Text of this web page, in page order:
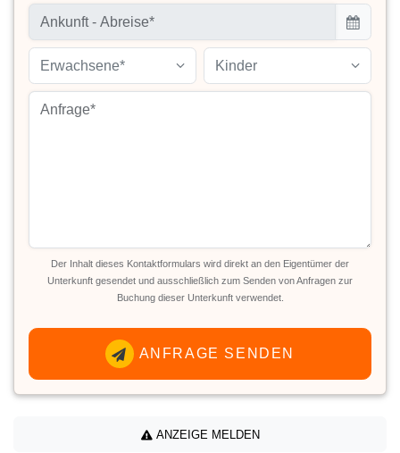
Erwachsene* Kinder
Der Inhalt dieses Kontaktformulars wird direkt an den Eigentümer der
Unterkunft gesendet und ausschließlich zum Senden von Anfragen zur
Buchung dieser Unterkunft verwendet.
ANFRAGE SENDEN
ANZEIGE MELDEN